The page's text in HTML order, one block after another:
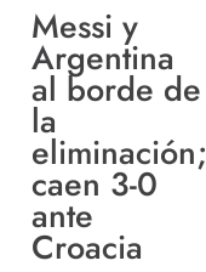
Messi y
Argentina
al borde de
la
eliminación;
caen 3-0
ante
Croacia